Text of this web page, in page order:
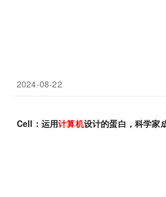
2024-08-22
Cell：运用计算机设计的蛋白，科学家